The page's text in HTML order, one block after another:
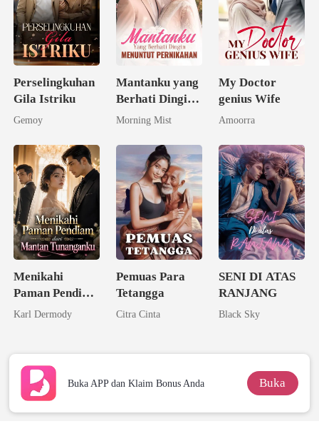
Perselingkuhan
Gila Istriku
Gemoy
Mantanku yang
Berhati Dingin
Menuntut
Morning Mist
My Doctor
genius Wife
Amoorra
Menikahi
Paman Pendiam
dari Mantan
Karl Dermody
Pemuas Para
Tetangga
Citra Cinta
SENI DI ATAS
RANJANG
Black Sky
Buka APP dan Klaim Bonus Anda Buka